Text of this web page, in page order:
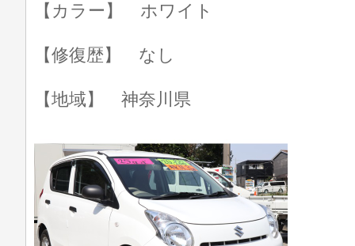
【カラー】 ホワイト
【修復歴】 なし
【地域】 神奈川県